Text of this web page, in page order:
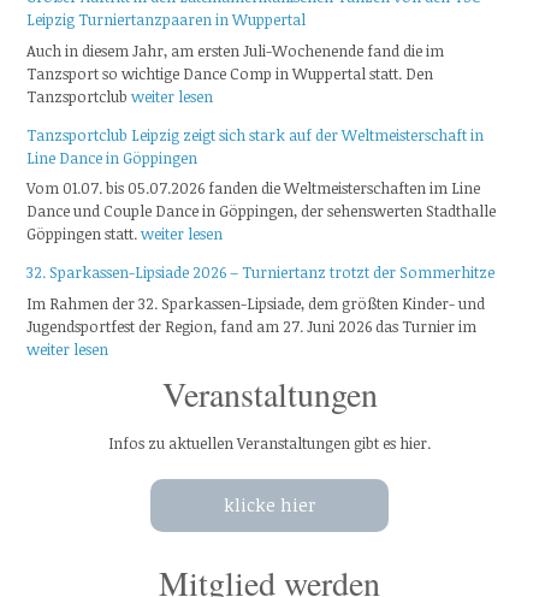
Leipzig Turniertanzpaaren in Wuppertal
Auch in diesem Jahr, am ersten Juli-Wochenende fand die im
Tanzsport so wichtige Dance Comp in Wuppertal statt. Den
Tanzsportclub weiter lesen
Tanzsportclub Leipzig zeigt sich stark auf der Weltmeisterschaft in
Line Dance in Göppingen
Vom 01.07. bis 05.07.2026 fanden die Weltmeisterschaften im Line
Dance und Couple Dance in Göppingen, der sehenswerten Stadthalle
Göppingen statt.weiter lesen
32. Sparkassen-Lipsiade 2026 – Turniertanz trotzt der Sommerhitze
Im Rahmen der 32. Sparkassen-Lipsiade, dem größten Kinder- und
Jugendsportfest der Region, fand am 27. Juni 2026 das Turnier im
weiter lesen
Veranstaltungen
Infos zu aktuellen Veranstaltungen gibt es hier.
klicke hier
Mitglied werden